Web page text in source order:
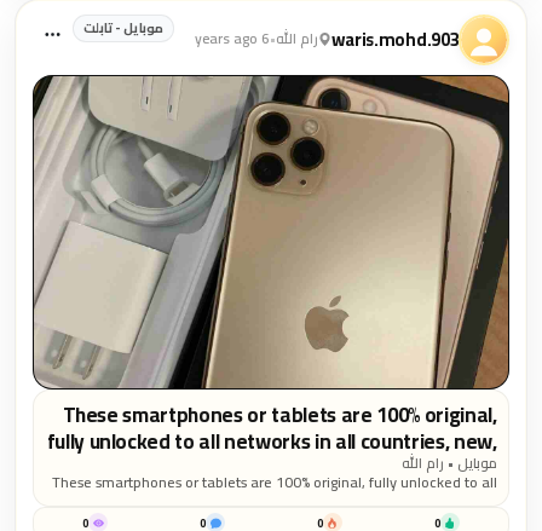
waris.mohd.903 رام الله•
6 years ago موبايل - تابلت
These smartphones or tablets are 100% original,
fully unlocked to all networks in all countries, new,
sealed in a new box with 1 year Warranty.
WhatsApp Chat: &ndash; +1(507)690-2732 ALSO
WE HAVE...
موبايل • رام الله
These smartphones or tablets are 100% original, fully unlocked to all
Warranty. WhatsApp Chat: &ndash; +1(507)690-2732 ALSO WE 0
0
0
0